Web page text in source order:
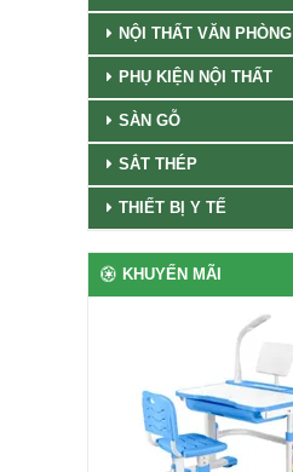
NỘI THẤT VĂN PHÒNG
PHỤ KIỆN NỘI THẤT
SÀN GỖ
SẮT THÉP
THIẾT BỊ Y TẾ
KHUYẾN MÃI